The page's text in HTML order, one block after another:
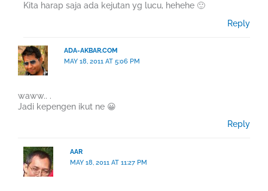
Kita harap saja ada kejutan yg lucu, hehehe 🙂
Reply
ADA-AKBAR.COM
MAY 18, 2011 AT 5:06 PM
waww.. .
Jadi kepengen ikut ne 😀
Reply
AAR
MAY 18, 2011 AT 11:27 PM